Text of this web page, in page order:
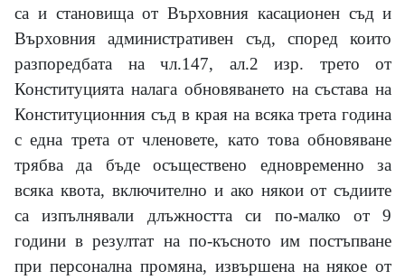
са и становища от Върховния касационен съд и
Върховния административен съд, според които
разпоредбата на чл.147, ал.2 изр. трето от
Конституцията налага обновяването на състава на
Конституционния съд в края на всяка трета година
с една трета от членовете, като това обновяване
трябва да бъде осъществено едновременно за
всяка квота, включително и ако някои от съдиите
са изпълнявали длъжността си по-малко от9
години в резултат на по-късното им постъпване
при персонална промяна, извършена на някое от